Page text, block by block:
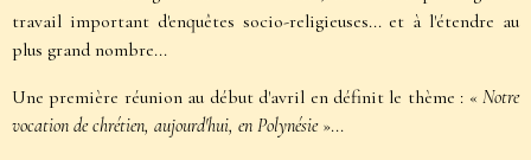
travail important d'enquêtes socio-religieuses... et à l'étendre au
plus grand nombre...
Une première réunion au début d'avril en définit le thème : « Notre
vocation de chrétien, aujourd'hui, en Polynésie»...